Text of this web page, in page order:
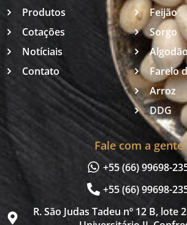
Produtos
Cotações
Notíciais
Contato
Feijão
Sorgo
Farelo
Arroz
DDG
Fale com a gente
+55 (66) 99698-
+55 (66) 99698-
R. São Judas Tadeu nº 12 B, lote